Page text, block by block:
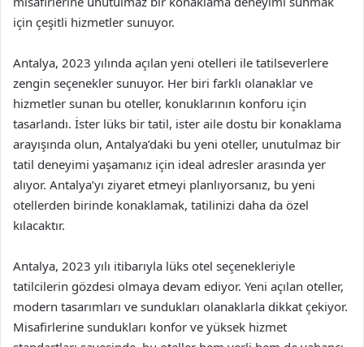
için çeşitli hizmetler sunuyor.
Antalya, 2023 yılında açılan yeni otelleri ile tatilseverlere
zengin seçenekler sunuyor. Her biri farklı olanaklar ve
hizmetler sunan bu oteller, konuklarının konforu için
tasarlandı. İster lüks bir tatil, ister aile dostu bir konaklama
arayışında olun, Antalya’daki bu yeni oteller, unutulmaz bir
tatil deneyimi yaşamanız için ideal adresler arasında yer
alıyor. Antalya’yı ziyaret etmeyi planlıyorsanız, bu yeni
otellerden birinde konaklamak, tatilinizi daha da özel
kılacaktır.
Antalya, 2023 yılı itibarıyla lüks otel seçenekleriyle
tatilcilerin gözdesi olmaya devam ediyor. Yeni açılan oteller,
modern tasarımları ve sundukları olanaklarla dikkat çekiyor.
Misafirlerine sundukları konfor ve yüksek hizmet